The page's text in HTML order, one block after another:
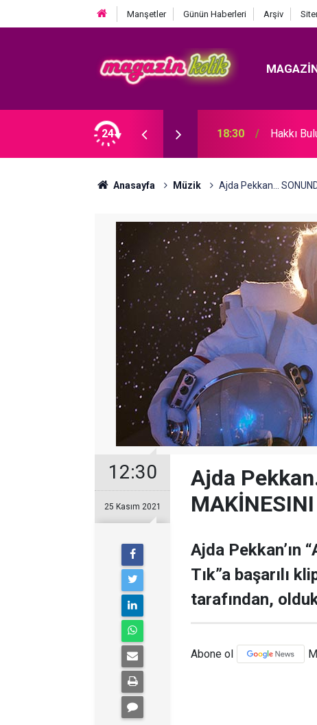
Manşetler Günün Haberleri Arşiv
24
5 GÜZEL KADINI! 18:30 Hakkı
Anasayfa Müzik Ajda Pekkan...
12:30
25 Kasım 2021
Ajda
Ajda Pekkan’ın
Tık”a başarılı
tarafından,
Abone ol